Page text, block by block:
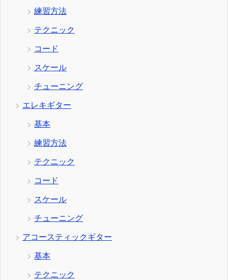
練習方法
テクニック
コード
スケール
チューニング
エレキギター
基本
練習方法
テクニック
コード
スケール
チューニング
アコースティックギター
基本
テクニック